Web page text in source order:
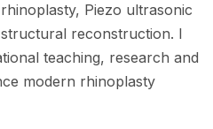
Piezo ultrasonic
reconstruction. I
teaching, research and
modern rhinoplasty